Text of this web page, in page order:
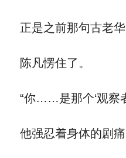
正是之前那句古老华
陈凡愣住了。
“你……是那个‘观察
他强忍着身体的剧痛